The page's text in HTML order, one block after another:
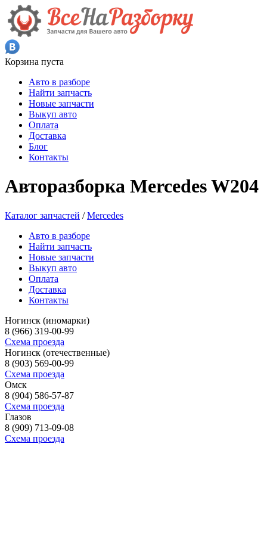
Корзина пуста
Авто в разборе
Найти запчасть
Новые запчасти
Выкуп авто
Оплата
Доставка
Блог
Контакты
Авторазборка Mercedes W204
Каталог запчастей /Mercedes
Авто в разборе
Найти запчасть
Новые запчасти
Выкуп авто
Оплата
Доставка
Контакты
Ногинск (иномарки)
8 (966) 319-00-99
Схема проезда
Ногинск (отечественные)
8 (903) 569-00-99
Схема проезда
Омск
8 (904) 586-57-87
Схема проезда
Глазов
8 (909) 713-09-08
Схема проезда